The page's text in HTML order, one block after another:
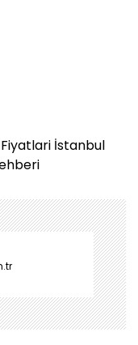
İstanbul